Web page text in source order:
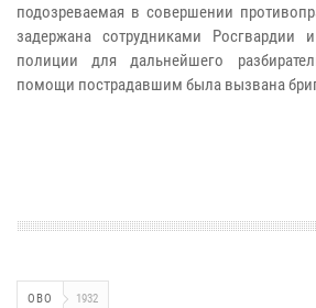
подозреваемая в совершении
задержана сотрудниками Росгвардии
полиции для дальнейшего
помощи пострадавшим была вызвана
ОВО 1932